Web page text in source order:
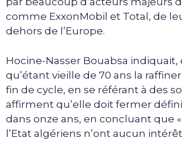
comme ExxonMobil et Total, de
dehors de l’Europe.
Hocine-Nasser Bouabsa indiquait,
qu’étant vieille de 70 ans la
fin de cycle, en se référant à des
affirment qu’elle doit fermer
dans onze ans, en concluant que
l’Etat algériens n’ont aucun